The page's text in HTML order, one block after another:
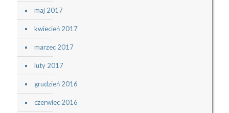
maj 2017
kwiecień 2017
marzec 2017
luty 2017
grudzień 2016
czerwiec 2016